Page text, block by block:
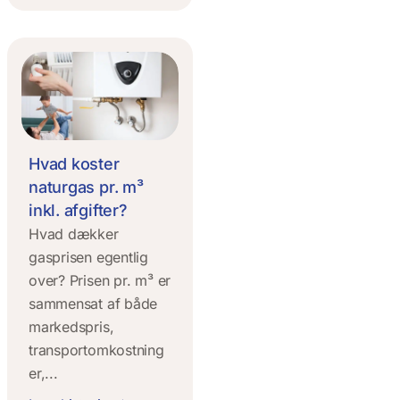
Hvad koster
naturgas pr. m³
inkl. afgifter?
Hvad dækker
gasprisen egentlig
over? Prisen pr. m³ er
sammensat af både
markedspris,
transportomkostning
er,...